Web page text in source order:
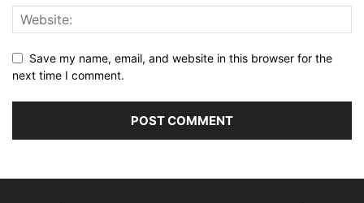
Save my name, email, and website in this browser for the
next time I comment.